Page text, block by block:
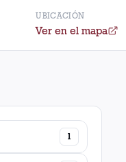
UBICACIÓN
Ver en el mapa
1